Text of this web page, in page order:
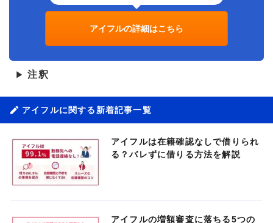
アイフルの詳細はこちら
▶ 注釈
アイフルに関する新着記事一覧
アイフルは在籍確認なしで借りられ
る？バレずに借りる方法を解説
アイフルの増額審査に落ちる5つの